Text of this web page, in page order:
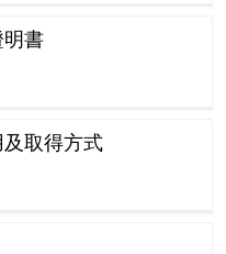
書
取得方式